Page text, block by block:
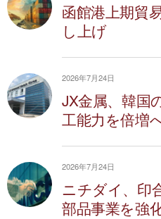
函館港上期貿
し上げ
2026年7月24日
JX金属、韓国
工能力を倍増
2026年7月24日
ニチダイ、印
部品事業を強